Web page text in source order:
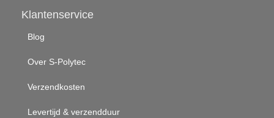
Klantenservice
Blog
Over S-Polytec
Verzendkosten
Levertijd & verzendduur